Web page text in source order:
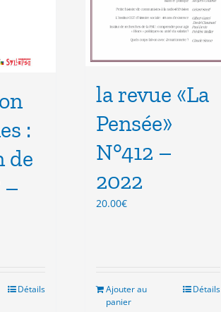
:
de
–
Détails
la revue «La
Pensée»
N°412 –
2022
20.00€
Ajouter au
panier
Détails